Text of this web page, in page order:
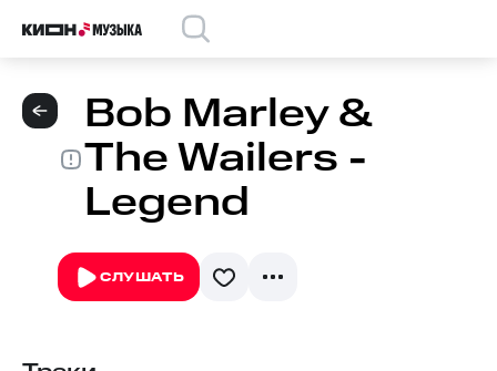
Bob Marley &
The Wailers -
Legend
СЛУШАТЬ